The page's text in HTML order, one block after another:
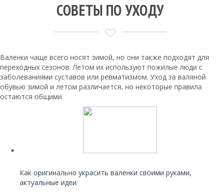
СОВЕТЫ ПО УХОДУ
Валенки чаще всего носят зимой, но они также подходят для
переходных сезонов. Летом их используют пожилые люди с
заболеваниями суставов или ревматизмом. Уход за валяной
обувью зимой и летом различается, но некоторые правила
остаются общими.
Как оригинально украсить валенки своими руками,
актуальные идеи